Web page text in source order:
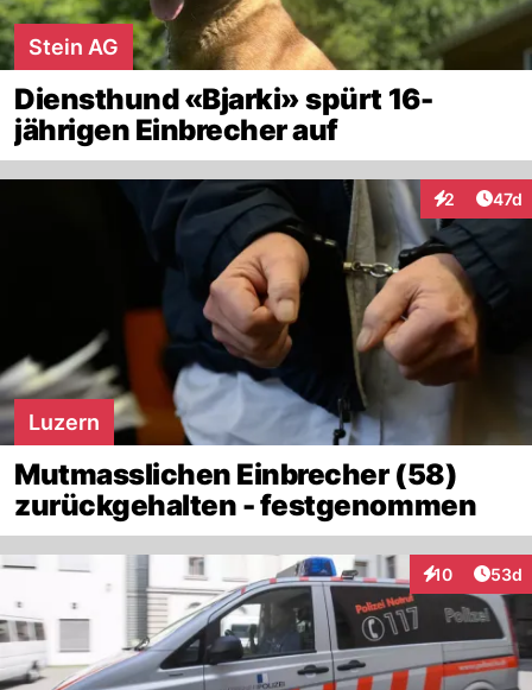
Stein AG
Diensthund «Bjarki» spürt 16-
jährigen Einbrecher auf
2
Interaktionen
47d
Luzern
Mutmasslichen Einbrecher (58)
zurückgehalten - festgenommen
10
Interaktionen
53d